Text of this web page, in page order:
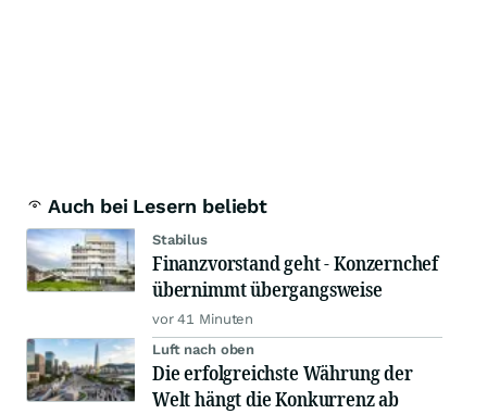
Auch bei Lesern beliebt
Stabilus
Finanzvorstand geht - Konzernchef
übernimmt übergangsweise
vor 41 Minuten
Luft nach oben
Die erfolgreichste Währung der
Welt hängt die Konkurrenz ab